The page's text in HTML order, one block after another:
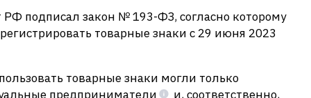
подписал закон № 193-ФЗ, согласно которому
товарные знаки с 29 июня 2023
товарные знаки могли только
предприниматели
и, соответственно,